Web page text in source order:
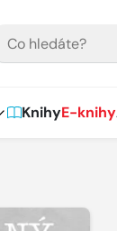
KnihyE-knihy